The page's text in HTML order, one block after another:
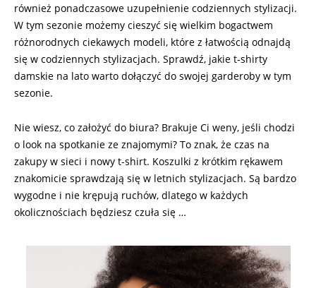
również ponadczasowe uzupełnienie codziennych stylizacji.
W tym sezonie możemy cieszyć się wielkim bogactwem
różnorodnych ciekawych modeli, które z łatwością odnajdą
się w codziennych stylizacjach. Sprawdź, jakie t-shirty
damskie na lato warto dołączyć do swojej garderoby w tym
sezonie.
Nie wiesz, co założyć do biura? Brakuje Ci weny, jeśli chodzi
o look na spotkanie ze znajomymi? To znak, że czas na
zakupy w sieci i nowy t-shirt. Koszulki z krótkim rękawem
znakomicie sprawdzają się w letnich stylizacjach. Są bardzo
wygodne i nie krępują ruchów, dlatego w każdych
okolicznościach będziesz czuła się …